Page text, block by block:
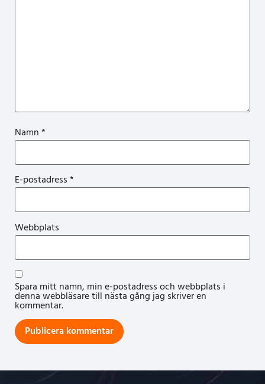
Namn*
E-postadress*
Webbplats
Spara mitt namn, min e-postadress och webbplats i
denna webbläsare till nästa gång jag skriver en
kommentar.